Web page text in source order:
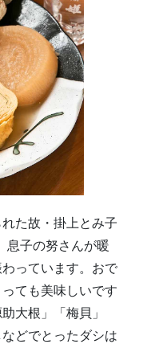
た故・掛上とみ子
息子の努さんが暖
っています。おで
ても美味しいです
大根」「梅貝」
どでとったダシは